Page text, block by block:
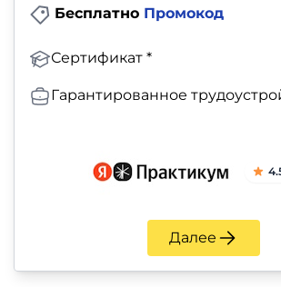
Бесплатно Промокод
Сертификат *
Гарантированное
Далее